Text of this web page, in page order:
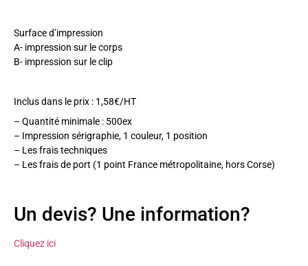
Surface d’impression
A- impression sur le corps
B- impression sur le clip
Inclus dans le prix : 1,58€/HT
– Quantité minimale : 500ex
– Impression sérigraphie, 1 couleur, 1 position
– Les frais techniques
– Les frais de port (1 point France métropolitaine, hors Corse)
Un devis? Une information?
Cliquez ici